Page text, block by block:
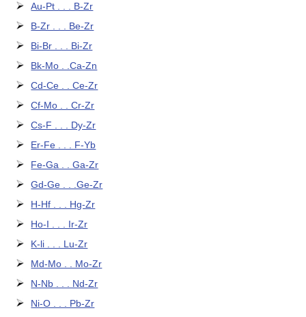
Au-Pt . . . B-Zr
B-Zr . . . Be-Zr
Bi-Br . . . Bi-Zr
Bk-Mo . .Ca-Zn
Cd-Ce . . Ce-Zr
Cf-Mo . . Cr-Zr
Cs-F . . . Dy-Zr
Er-Fe . . . F-Yb
Fe-Ga . . Ga-Zr
Gd-Ge . . .Ge-Zr
H-Hf . . . Hg-Zr
Ho-I . . . Ir-Zr
K-li . . . Lu-Zr
Md-Mo . . Mo-Zr
N-Nb . . . Nd-Zr
Ni-O . . . Pb-Zr